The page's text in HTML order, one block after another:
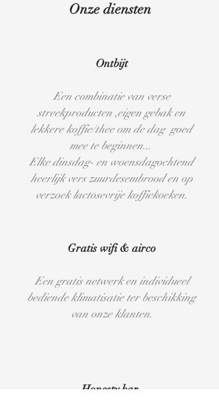
Onze diensten
Ontbijt
Een combinatie van verse
streekproducten ,eigen gebak en
lekkere koffie/thee om de dag goed
mee te beginnen...
Elke dinsdag- en woensdagochtend
heerlijk vers zuurdesembrood en op
verzoek lactosevrije koffiekoeken.
Gratis wifi & airco
Een gratis netwerk en individueel
bediende klimatisatie ter beschikking
van onze klanten.
Honesty bar